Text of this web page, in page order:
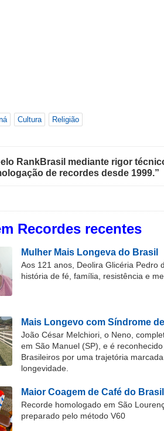
Cultura Religião
RankBrasil mediante rigor
de recordes desde 1999.”
Recordes recentes
Mulher Mais Longeva do Brasil
Aos 121 anos, Deolira Glicéria Pedro
história de fé, família, resistência e
Mais Longevo com Síndrome
João César Melchiori, o Neno,
em São Manuel (SP), e é
Brasileiros por uma trajetória
longevidade.
Maior Coagem de Café do Brasil
Recorde homologado em São
preparado pelo método V60